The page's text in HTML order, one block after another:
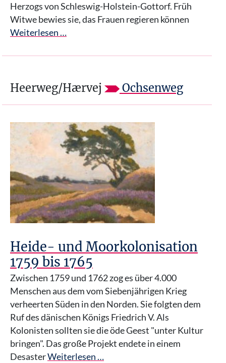
Herzogs von Schleswig-Holstein-Gottorf. Früh
Witwe bewies sie, das Frauen regieren können
Weiterlesen …
Heerweg/Hærvej Ochsenweg
Heide- und Moorkolonisation
1759 bis 1765
Zwischen 1759 und 1762 zog es über 4.000
Menschen aus dem vom Siebenjährigen Krieg
verheerten Süden in den Norden. Sie folgten dem
Ruf des dänischen Königs Friedrich V. Als
Kolonisten sollten sie die öde Geest "unter Kultur
bringen". Das große Projekt endete in einem
DesasterWeiterlesen …